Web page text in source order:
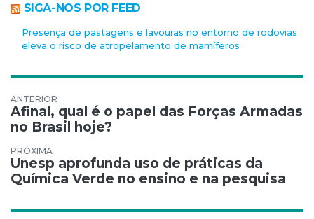
SIGA-NOS POR FEED
Presença de pastagens e lavouras no entorno de rodovias
eleva o risco de atropelamento de mamíferos
Navegação de Post
Afinal, qual é o papel das Forças Armadas
no Brasil hoje?
Unesp aprofunda uso de práticas da
Química Verde no ensino e na pesquisa